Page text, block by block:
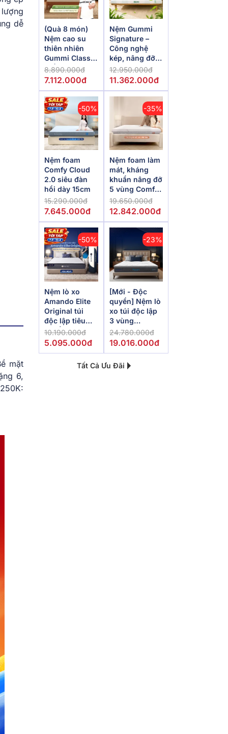
dễ
mặt
6,
(Quà 8 món)
Nệm cao su
thiên nhiên
Gummi Classic
thế hệ mới dày
5/10/15cm
8.890.000đ
7.112.000đ
Nệm Gummi
Signature –
Công nghệ
kép, nâng đỡ
vượt trội,
kháng khuẩn
12.950.000đ
11.362.000đ
-50%
Nệm foam
Comfy Cloud
2.0 siêu đàn
hồi dày 15cm
15.290.000đ
7.645.000đ
-35%
Nệm foam làm
mát, kháng
khuẩn nâng đỡ
5 vùng Comfy
Lux 1.0
19.650.000đ
12.842.000đ
-50%
Nệm lò xo
Amando Elite
Original túi
độc lập tiêu
chuẩn khách
sạn 5 sao dày
10.190.000đ
5.095.000đ
-23%
[Mới - Độc
quyền] Nệm lò
xo túi độc lập
3 vùng
Dunlopillo
de.Stress
24.780.000đ
19.016.000đ
Tất Cả Ưu Đãi